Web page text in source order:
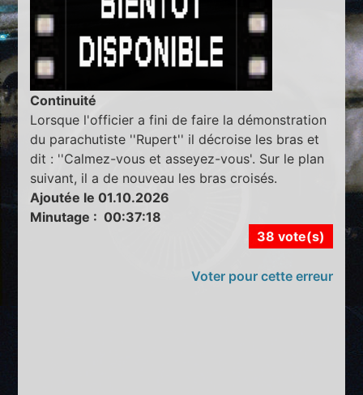
Continuité
Lorsque l'officier a fini de faire la démonstration
du parachutiste ''Rupert'' il décroise les bras et
dit : ''Calmez-vous et asseyez-vous'. Sur le plan
suivant, il a de nouveau les bras croisés.
Ajoutée le 01.10.2026
Minutage : 00:37:18
38 vote(s)
Voter pour cette erreur